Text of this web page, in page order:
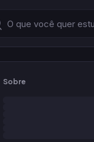
Sobre